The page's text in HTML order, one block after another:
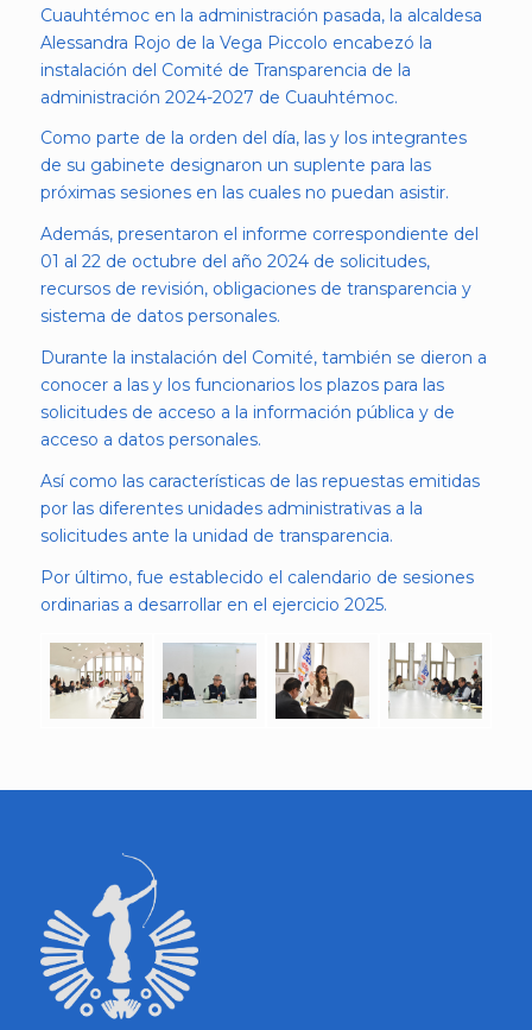
Cuauhtémoc en la administración pasada, la alcaldesa
Alessandra Rojo de la Vega Piccolo encabezó la
instalación del Comité de Transparencia de la
administración 2024-2027 de Cuauhtémoc.
Como parte de la orden del día, las y los integrantes
de su gabinete designaron un suplente para las
próximas sesiones en las cuales no puedan asistir.
Además, presentaron el informe correspondiente del
01 al 22 de octubre del año 2024 de solicitudes,
recursos de revisión, obligaciones de transparencia y
sistema de datos personales.
Durante la instalación del Comité, también se dieron a
conocer a las y los funcionarios los plazos para las
solicitudes de acceso a la información pública y de
acceso a datos personales.
Así como las características de las repuestas emitidas
por las diferentes unidades administrativas a la
solicitudes ante la unidad de transparencia.
Por último, fue establecido el calendario de sesiones
ordinarias a desarrollar en el ejercicio 2025.